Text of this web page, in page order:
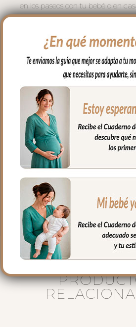
en los paseos con tu bebé o en
El exterior en polipiel lisa
tejido blanco impermeable; muy
limpiar por dentro y por fuera con
húmedo y cuando necesites
en lavadora siempre agua fría
abrasivos y secado al natural.
Cierre con cremallera al tono del
estampado.
Puedes llevar las cositas del aseo
bien organizadas en el interior.
Medidas:
26 cms Ancho
15 cms Alto
10 cms de lomo